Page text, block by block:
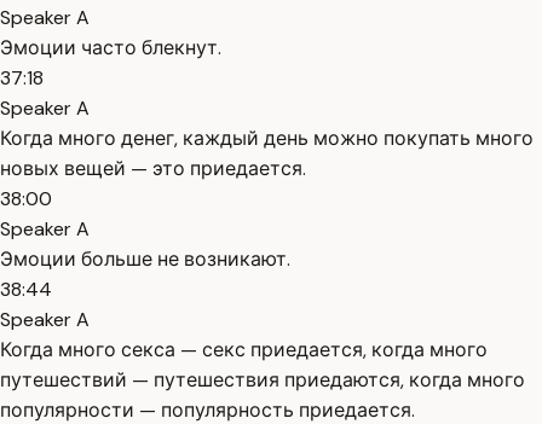
Speaker A
Эмоции часто блекнут.
37:18
Speaker A
Когда много денег, каждый день можно покупать много
новых вещей — это приедается.
38:00
Speaker A
Эмоции больше не возникают.
38:44
Speaker A
Когда много секса — секс приедается, когда много
путешествий — путешествия приедаются, когда много
популярности — популярность приедается.